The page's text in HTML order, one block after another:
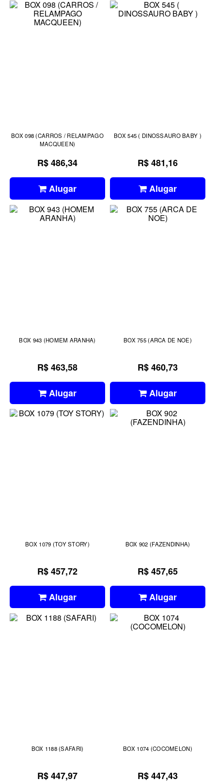
BOX 098 (CARROS / RELAMPAGO
MACQUEEN)
R$ 486,34
Alugar
BOX 545 ( DINOSSAURO BABY )
R$ 481,16
Alugar
BOX 943 (HOMEM ARANHA)
R$ 463,58
Alugar
BOX 755 (ARCA DE NOE)
R$ 460,73
Alugar
BOX 1079 (TOY STORY)
R$ 457,72
Alugar
BOX 902 (FAZENDINHA)
R$ 457,65
Alugar
BOX 1188 (SAFARI)
R$ 447,97
BOX 1074 (COCOMELON)
R$ 447,43